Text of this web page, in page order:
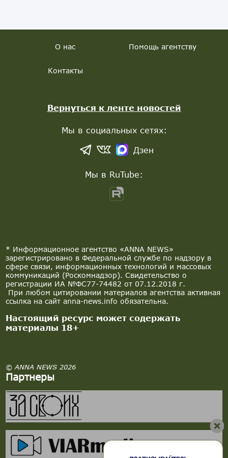
* Информационное агентство «ANNA NEWS»
зарегистрировано в Федеральной службе по надзору в
сфере связи, информационных технологий и массовых
коммуникаций (Роскомнадзор). Свидетельство о
регистрации ИА №ФС77-74482 от 07.12.2018 г.
При любом цитировании материалов агентства активная
ссылка на сайт anna-news.info обязательна.
Настоящий ресурс может содержать
материалы 18+
© ANNA NEWS 2026
Партнеры
О нас Помощь агентству
Контакты
Вернуться к ленте новостей
Мы в социальных сетях:
Дзен
Мы в RuTube: